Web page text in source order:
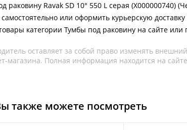
раковину Ravak SD 10° 550 L серая
самостоятельно или оформить курьерскую
категории Тумбы под раковину на сайте или
оставляет за собой право изменять
магазина. Полная информация находится на
также можете посмотреть